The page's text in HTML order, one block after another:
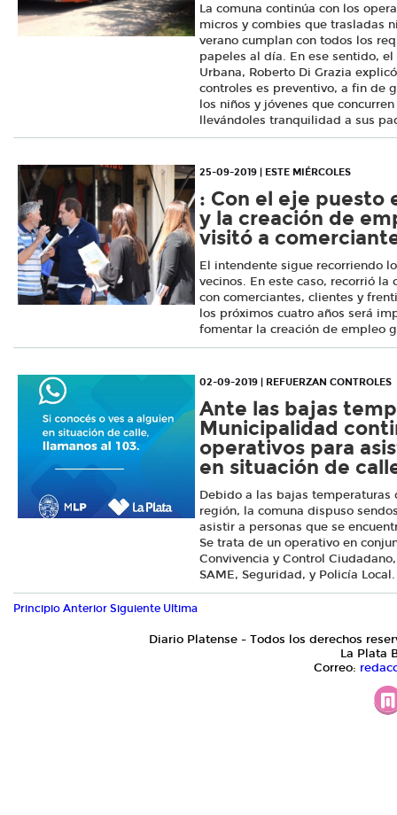
La comuna continúa con los
micros y combies que trasladas
verano cumplan con todos los
papeles al día. En ese sentido,
Urbana, Roberto Di Grazia
controles es preventivo, a fin de
los niños y jóvenes que
llevándoles tranquilidad a sus
25-09-2019 | ESTE MIÉRCOLES
: Con el eje puesto
y la creación de
visitó a
El intendente sigue recorriendo
vecinos. En este caso, recorrió
con comerciantes, clientes y
los próximos cuatro años será
fomentar la creación de empleo
02-09-2019 | REFUERZAN CONTROLES
Ante las bajas
Municipalidad
operativos para
en situación de
Debido a las bajas temperaturas
región, la comuna dispuso
asistir a personas que se
Se trata de un operativo en
Convivencia y Control
SAME, Seguridad, y Policía Local.
Principio Anterior Siguiente Ultima
Diario Platense - Todos los derechos
La Plata
Correo: